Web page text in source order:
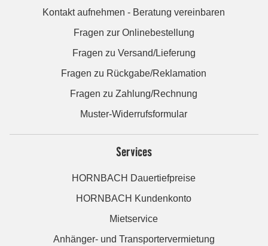
Kontakt aufnehmen - Beratung vereinbaren
Fragen zur Onlinebestellung
Fragen zu Versand/Lieferung
Fragen zu Rückgabe/Reklamation
Fragen zu Zahlung/Rechnung
Muster-Widerrufsformular
Services
HORNBACH Dauertiefpreise
HORNBACH Kundenkonto
Mietservice
Anhänger- und Transportervermietung